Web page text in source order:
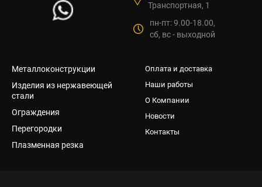
Металлоконструкции
Изделия из нержавеющей
стали
Ограждения
Перегородки
Плазменная резка
Оплата и доставка
Наши работы
О Компании
Новости
Контакты
Транспортная, 1
пн-пт: 9.00-18.00,
сб, вс - выходной